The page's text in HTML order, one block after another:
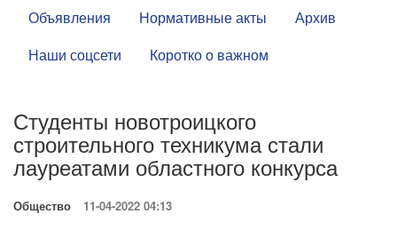
Объявления
Нормативные акты
Архив
Наши соцсети
Коротко о важном
Студенты новотроицкого
строительного техникума стали
лауреатами областного конкурса
Общество 11-04-2022 04:13